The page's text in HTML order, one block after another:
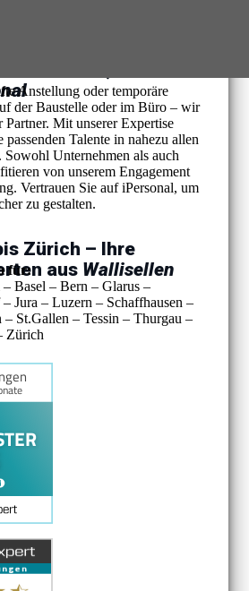
Anstellung oder temporäre
der Baustelle oder im Büro – wir
Partner. Mit unserer Expertise
Talente in nahezu allen
Unternehmen als auch
von unserem Engagement
Vertrauen Sie auf iPersonal, um
zu gestalten.
Zürich – Ihre
aus Wallisellen
für:
Basel – Bern – Glarus –
Jura – Luzern – Schaffhausen –
St.Gallen – Tessin – Thurgau –
Zürich